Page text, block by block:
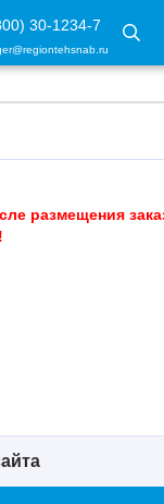
30-1234-7
размещения